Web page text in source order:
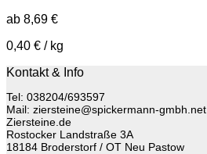
ab 8,69 €
0,40 € / kg
Kontakt & Info
Tel: 038204/693597
Mail: ziersteine@spickermann-gmbh.net
Ziersteine.de
Rostocker Landstraße 3A
18184 Broderstorf / OT Neu Pastow